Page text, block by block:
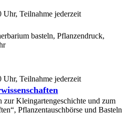
Uhr, Teilnahme jederzeit
basteln, Pflanzendruck,
Uhr, Teilnahme jederzeit
zur Kleingartengeschichte und zum
Pflanzentauschbörse und Basteln